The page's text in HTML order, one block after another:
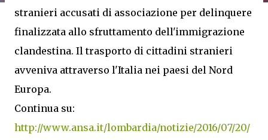
stranieri accusati di associazione per delinquere
finalizzata allo sfruttamento dell'immigrazione
clandestina. Il trasporto di cittadini stranieri
avveniva attraverso l'Italia nei paesi del Nord
Europa.
Continua su:
http://www.ansa.it/lombardia/notizie/2016/07/20/